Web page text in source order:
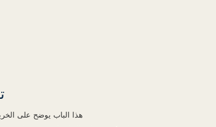
هذا الباب يوضح على